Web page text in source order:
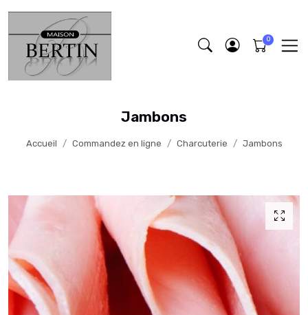
Jambons
Accueil Commandez en ligne Charcuterie Jambons